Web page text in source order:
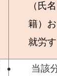
（氏
籍）
就労
当該